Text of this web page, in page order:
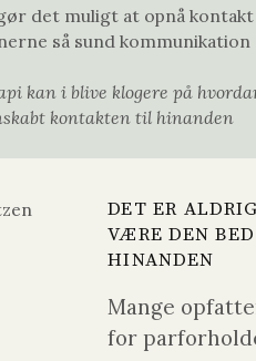
kan i blive klogere på
kontakten til hinanden
DET ER
VÆRE DEN
HINANDEN
Mange
for